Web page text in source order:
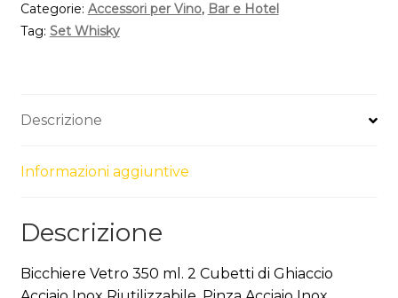
Categorie: Accessori per Vino, Bar e Hotel
Tag: Set Whisky
Descrizione
Informazioni aggiuntive
Descrizione
Bicchiere Vetro 350 ml. 2 Cubetti di Ghiaccio